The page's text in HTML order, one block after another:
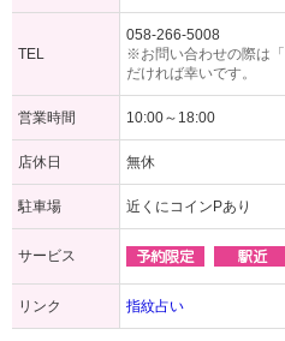
TEL
058-266-5008
※お問い合わせの際は
だければ幸いです。
営業時間 10:00～18:00
店休日 無休
駐車場 近くにコインPあり
サービス
リンク 指紋占い